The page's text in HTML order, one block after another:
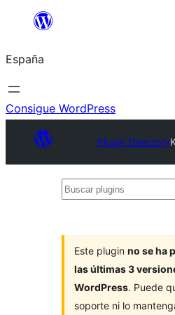
Saltar
contenido
España
Consigue WordPress
Plugin Directory
Buscar
Este plugin no se ha
las últimas 3
WordPress. Puede
soporte ni lo